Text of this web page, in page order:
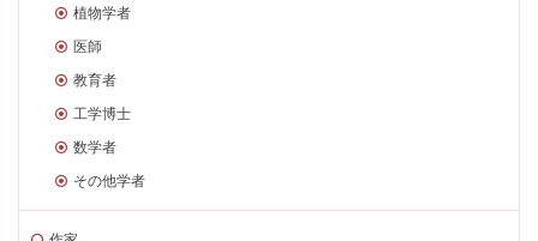
植物学者
医師
教育者
工学博士
数学者
その他学者